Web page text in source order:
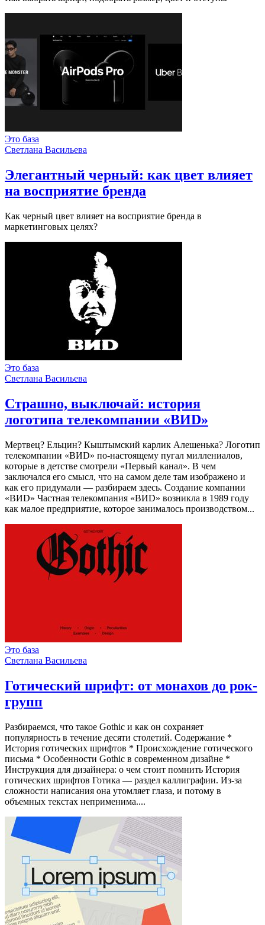
Это база
Светлана Васильева
Элегантный черный: как цвет влияет
на восприятие бренда
Как черный цвет влияет на восприятие бренда в
маркетинговых целях?
Это база
Светлана Васильева
Страшно, выключай: история
логотипа телекомпании «ВИD»
Мертвец? Ельцин? Кыштымский карлик Алешенька? Логотип
телекомпании «ВИD» по-настоящему пугал миллениалов,
которые в детстве смотрели «Первый канал». В чем
заключался его смысл, что на самом деле там изображено и
как его придумали — разбираем здесь. Создание компании
«ВИD» Частная телекомпания «ВИD» возникла в 1989 году
как малое предприятие, которое занималось производством...
Это база
Светлана Васильева
Готический шрифт: от монахов до рок-
групп
Разбираемся, что такое Gothic и как он сохраняет
популярность в течение десяти столетий. Содержание *
История готических шрифтов * Происхождение готического
письма * Особенности Gothic в современном дизайне *
Инструкция для дизайнера: о чем стоит помнить История
готических шрифтов Готика — раздел каллиграфии. Из-за
сложности написания она утомляет глаза, и потому в
объемных текстах неприменима....